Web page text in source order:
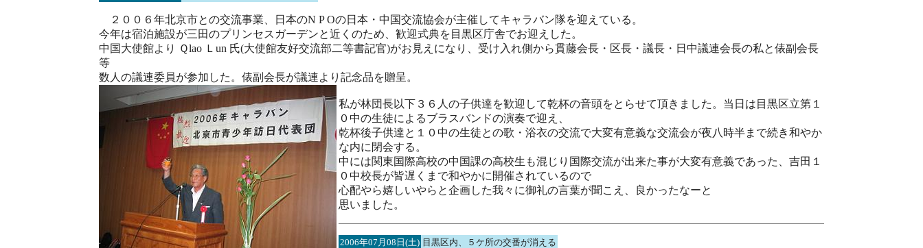
２００６年北京市との交流事業、日本のN P Oの日本・中国交流協会が主催してキャラバン隊を迎えている。
今年は宿泊施設が三田のプリンセスガーデンと近くのため、歓迎式典を目黒区庁舎でお迎えした。
中国大使館より Ｑlao Ｌun 氏(大使館友好交流部二等書記官)がお見えになり、受け入れ側から貫藤会長・区長・議長・日中議連会長の私と俵副会長
等
数人の議連委員が参加した。俵副会長が議連より記念品を贈呈。
私が林団長以下３６人の子供達を歓迎して乾杯の音頭をとらせて頂きました。当日は目黒区立第１
０中の生徒によるブラスバンドの演奏で迎え、
乾杯後子供達と１０中の生徒との歌・浴衣の交流で大変有意義な交流会が夜八時半まで続き和やか
な内に閉会する。
中には関東国際高校の中国課の高校生も混じり国際交流が出来た事が大変有意義であった、吉田１
０中校長が皆遅くまで和やかに開催されているので
心配やら嬉しいやらと企画した我々に御礼の言葉が聞こえ、良かったなーと
思いました。
2006年07月08日(土) 目黒区内、５ケ所の交番が消える